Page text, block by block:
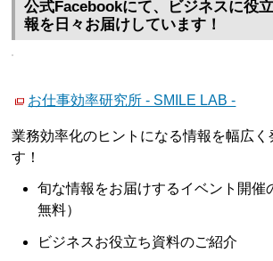
公式Facebookにて、ビジネスに役
報を日々お届けしています！
お仕事効率研究所 - SMILE LAB -
業務効率化のヒントになる情報を幅広く
す！
旬な情報をお届けするイベント開催
無料）
ビジネスお役立ち資料のご紹介